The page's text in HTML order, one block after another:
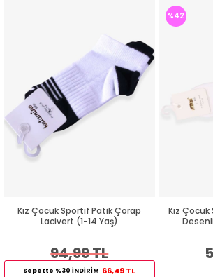
Kız Çocuk Sportif Patik Çorap
Lacivert (1-14 Yaş)
94,99 TL
Sepette %30 İNDİRİM 66,49 TL
Kız
%42